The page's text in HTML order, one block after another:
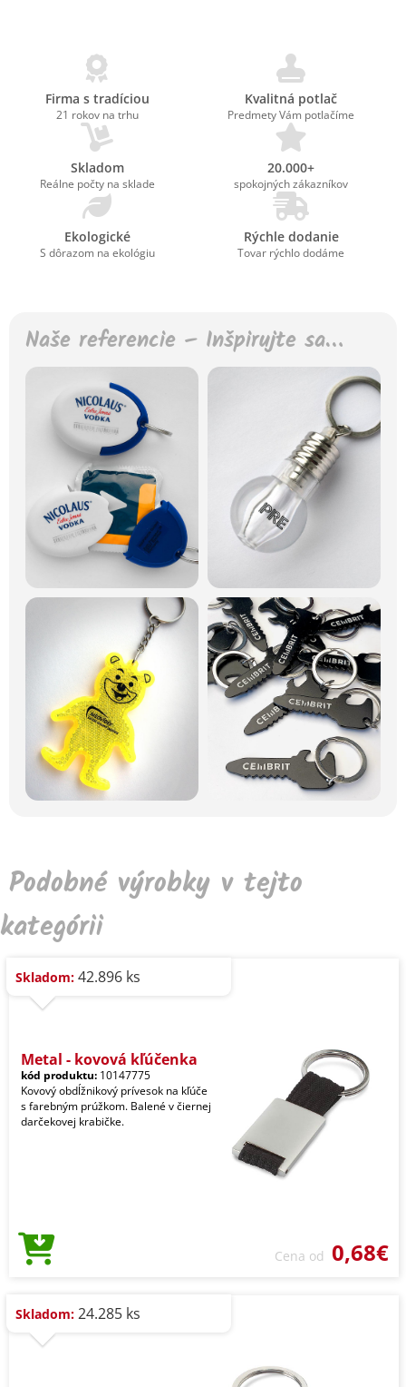
Firma s tradíciou
21 rokov na trhu
Kvalitná potlač
Predmety Vám potlačíme
Skladom
Reálne počty na sklade
20.000+
spokojných zákazníkov
Ekologické
S dôrazom na ekológiu
Rýchle dodanie
Tovar rýchlo dodáme
Naše referencie – Inšpirujte sa…
Podobné výrobky v tejto
kategórii
Skladom: 42.896 ks
Metal - kovová kľúčenka
kód produktu: 10147775
Kovový obdĺžnikový prívesok na kľúče
s farebným prúžkom. Balené v čiernej
darčekovej krabičke.
Cena od 0,68€
Skladom: 24.285 ks